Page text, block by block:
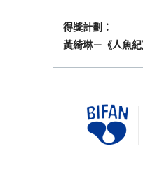
得獎計劃：
黃綺琳－《人魚紀